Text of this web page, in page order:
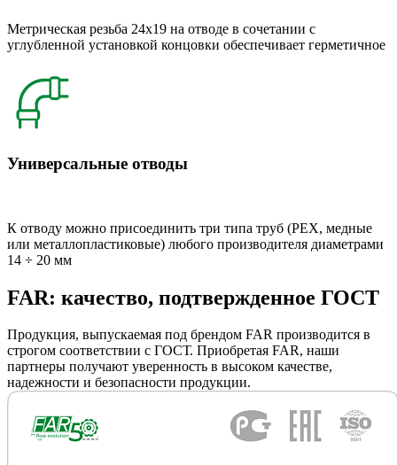
Метрическая резьба 24x19 на отводе в сочетании с
углубленной установкой концовки обеспечивает герметичное
Универсальные отводы
К отводу можно присоединить три типа труб (РЕХ, медные
или металлопластиковые) любого производителя диаметрами
14 ÷ 20 мм
FAR: качество, подтвержденное ГОСТ
Продукция, выпускаемая под брендом FAR производится в
строгом соответствии с ГОСТ. Приобретая FAR, наши
партнеры получают уверенность в высоком качестве,
надежности и безопасности продукции.